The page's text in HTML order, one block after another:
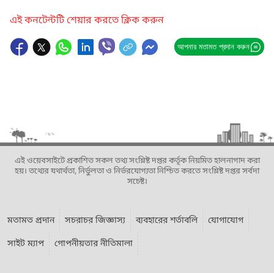
এই কনটেন্টটি শেয়ার করতে ক্লিক করুন
আপনার মতামত প্রদান করুন
এই ওয়েবসাইটে প্রকাশিত সকল তথ্য সংশ্লিষ্ট দপ্তর কর্তৃক নিয়মিত হালনাগাদ করা
হয়। তথ্যের যথার্থতা, নির্ভুলতা ও নির্ভরযোগ্যতা নিশ্চিত করতে সংশ্লিষ্ট দপ্তর সর্বদা
সচেষ্ট।
মতামত প্রদান সচরাচর জিজ্ঞাস্য ব্যবহারের শর্তাবলি
যোগাযোগ
সাইট ম্যাপ
গোপনীয়তার নীতিমালা